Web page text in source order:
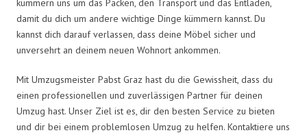
kümmern uns um das Packen, den Transport und das Entladen,
damit du dich um andere wichtige Dinge kümmern kannst. Du
kannst dich darauf verlassen, dass deine Möbel sicher und
unversehrt an deinem neuen Wohnort ankommen.
Mit Umzugsmeister Pabst Graz hast du die Gewissheit, dass du
einen professionellen und zuverlässigen Partner für deinen
Umzug hast. Unser Ziel ist es, dir den besten Service zu bieten
und dir bei einem problemlosen Umzug zu helfen. Kontaktiere uns